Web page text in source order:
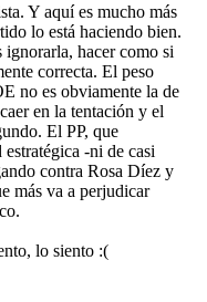
Y aquí es mucho más
lo está haciendo bien.
ignorarla, hacer como si
correcta. El peso
no es obviamente la de
en la tentación y el
El PP, que
-ni de casi
contra Rosa Díez y
más va a perjudicar
lo siento :(